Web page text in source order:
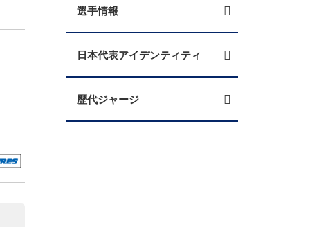
選手情報
日本代表アイデンティティ
歴代ジャージ